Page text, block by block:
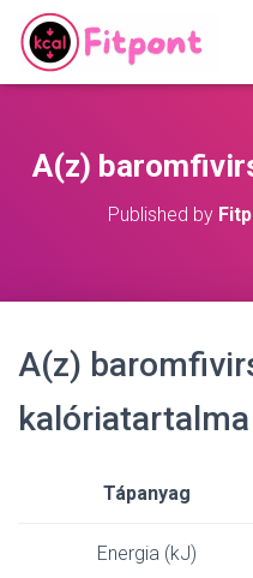
A(z)
Published by
A(z)
Tápanyag
Energia (kJ)